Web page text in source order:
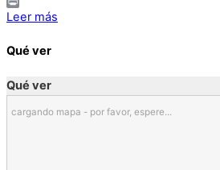
Print
Leer más
Qué ver
Qué ver
cargando mapa - por favor, espere...